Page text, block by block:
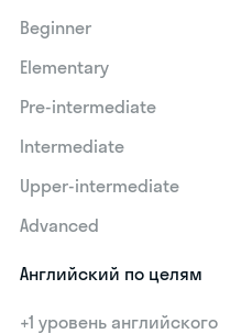
Beginner
Elementary
Pre-intermediate
Intermediate
Upper-intermediate
Advanced
Английский по целям
+1 уровень английского